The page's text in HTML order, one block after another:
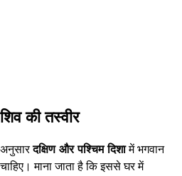
की तस्वीर
अनुसारदक्षिण और पश्चिम दिशामें भगवान
माना जाता है कि इससे घर में